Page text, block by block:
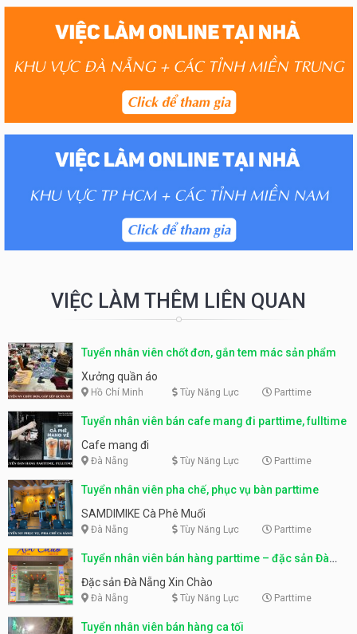
VIỆC LÀM THÊM LIÊN QUAN
Tuyển nhân viên chốt đơn, gắn tem mác sản phẩm
Xưởng quần áo
Hồ Chí Minh Tùy Năng Lực Parttime
Tuyển nhân viên bán cafe mang đi parttime, fulltime
Cafe mang đi
Đà Nẵng Tùy Năng Lực Parttime
Tuyển nhân viên pha chế, phục vụ bàn parttime
SAMDIMIKE Cà Phê Muối
Đà Nẵng Tùy Năng Lực Parttime
Tuyển nhân viên bán hàng parttime – đặc sản Đà
Nẵng
Đặc sản Đà Nẵng Xin Chào
Đà Nẵng Tùy Năng Lực Parttime
Tuyển nhân viên bán hàng ca tối